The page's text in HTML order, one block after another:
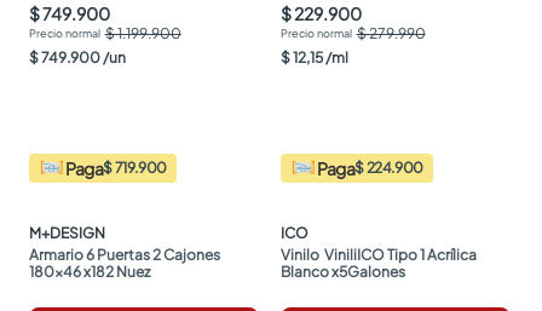
$ 749.900
$ 1.199.900
$749.900 /un
Paga$ 719.900
M+DESIGN
Armario 6 Puertas 2 Cajones
180x46 x182 Nuez
$ 229.900
$ 279.990
$12,15 /ml
Paga$ 224.900
ICO
Vinilo  ViniliICO Tipo 1 Acrílica
Blanco x5Galones